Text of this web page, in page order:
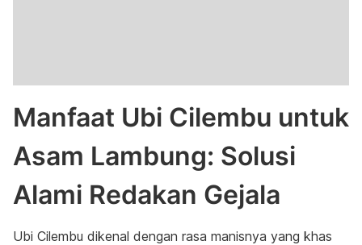
Manfaat Ubi Cilembu untuk
Asam Lambung: Solusi
Alami Redakan Gejala
Ubi Cilembu dikenal dengan rasa manisnya yang khas